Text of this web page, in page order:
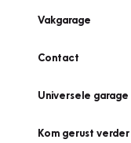
Vakgarage
Contact
Universele garage
Kom gerust verder